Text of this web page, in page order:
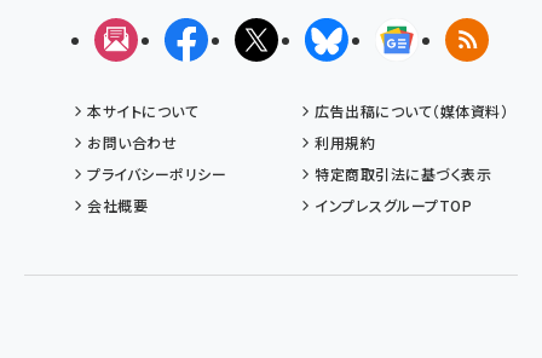
メルマガFacebookX(エックス)BlueskyGoogleニュ
RSS
本サイトについて
広告出稿について（媒体資料）
お問い合わせ
利用規約
プライバシーポリシー
特定商取引法に基づく表示
会社概要
インプレスグループTOP